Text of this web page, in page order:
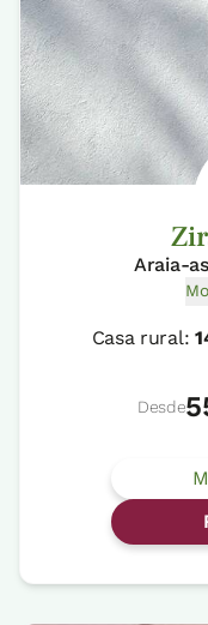
Araia-
Casa rural:
Desde